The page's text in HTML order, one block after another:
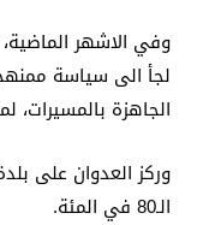
وفي الاشهر
لجأ الى سياسة
الجاهزة بالمسيرات،
وركز العدوان على
الـ80 في المئة.